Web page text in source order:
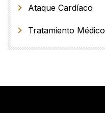
Ataque Cardíaco
Tratamiento Médico